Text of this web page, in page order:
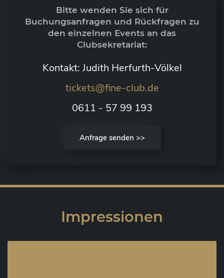
Bitte wenden Sie sich für
Buchungsanfragen und Rückfragen zu
den einzelnen Events an das
Clubsekretariat:
Kontakt: Judith Herfurth-Völkel
tickets@fine-club.de
0611 - 57 99 193
Anfrage senden >>
Impressionen